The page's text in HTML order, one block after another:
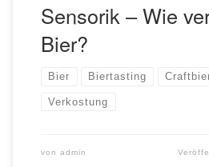
Sensorik – Wie
Bier?
Bier Biertasting
Verkostung
von admin